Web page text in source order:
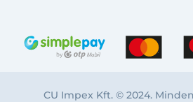
CU Impex Kft. © 2024.